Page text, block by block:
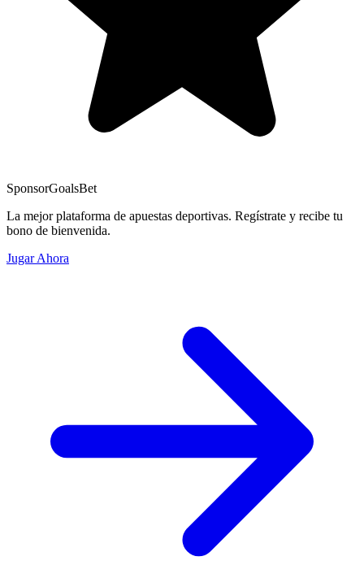
SponsorGoalsBet
La mejor plataforma de apuestas deportivas. Regístrate y recibe tu
bono de bienvenida.
Jugar Ahora